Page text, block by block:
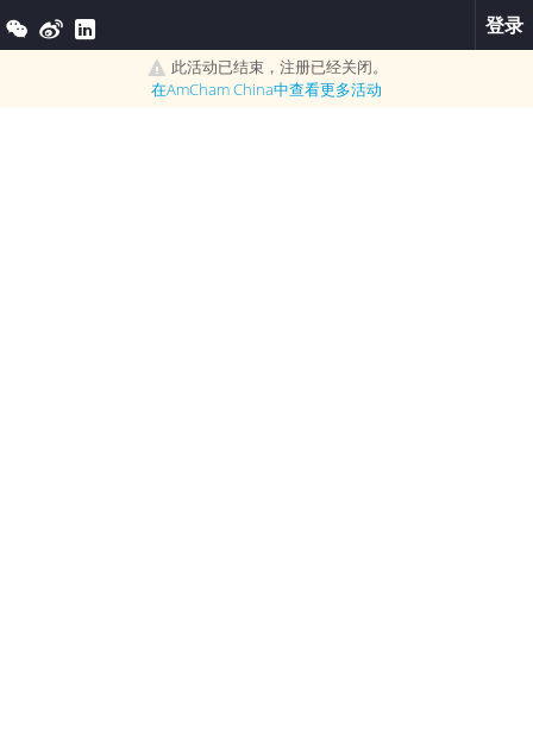
登录
此活动已结束，注册已经关闭。
在AmCham China中查看更多活动